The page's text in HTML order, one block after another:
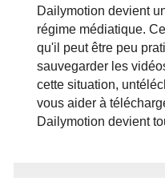
Dailymotion devient
régime médiatique.
qu'il peut être peu
sauvegarder les
cette situation,
vous aider à
Dailymotion devient